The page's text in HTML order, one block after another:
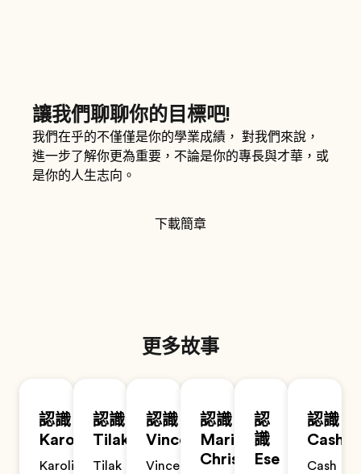
讓我們聊聊你的目標吧!
我們在乎的不僅僅是你的學業成績， 對我們來說，
進一步了解你更為重要，不論是你的專長與才華，或
是你的人生志向。
下載簡章
更多故事
認識
Karoline
Karoline
認識
Tilak
Tilak
認識
Vincent
Vincent
認識
Marie-
Christin
認
識
Ese
認識
Cash
Cash